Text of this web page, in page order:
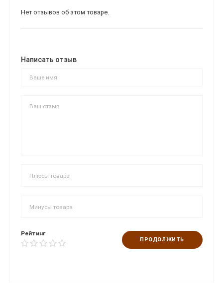
Нет отзывов об этом товаре.
Написать отзыв
Рейтинг
ПРОДОЛЖИТЬ